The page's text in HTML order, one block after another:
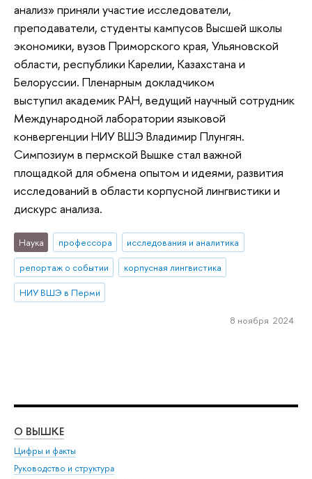
анализ» приняли участие исследователи,
преподаватели, студенты кампусов Высшей школы
экономики, вузов Приморского края, Ульяновской
области, республики Карелии, Казахстана и
Белоруссии. Пленарным докладчиком
выступил академик РАН, ведущий научный сотрудник
Международной лаборатории языковой
конвергенции НИУ ВШЭ Владимир Плунгян.
Симпозиум в пермской Вышке стал важной
площадкой для обмена опытом и идеями, развития
исследований в области корпусной лингвистики и
дискурс анализа.
Наука профессора
исследования и аналитика
репортаж о событии
корпусная лингвистика
НИУ ВШЭ в Перми
8 ноября 2024
О ВЫШКЕ
Цифры и факты
Руководство и структура